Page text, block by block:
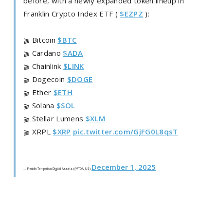
Franklin Crypto Index ETF ( $EZPZ ):
⫺ Bitcoin $BTC
⫺ Cardano $ADA
⫺ Chainlink $LINK
⫺ Dogecoin $DOGE
⫺ Ether $ETH
⫺ Solana $SOL
⫺ Stellar Lumens $XLM
⫺ XRPL $XRP pic.twitter.com/GjFG0L8qsT
— Franklin Templeton Digital Assets (@FTDA_US) December 1, 2025